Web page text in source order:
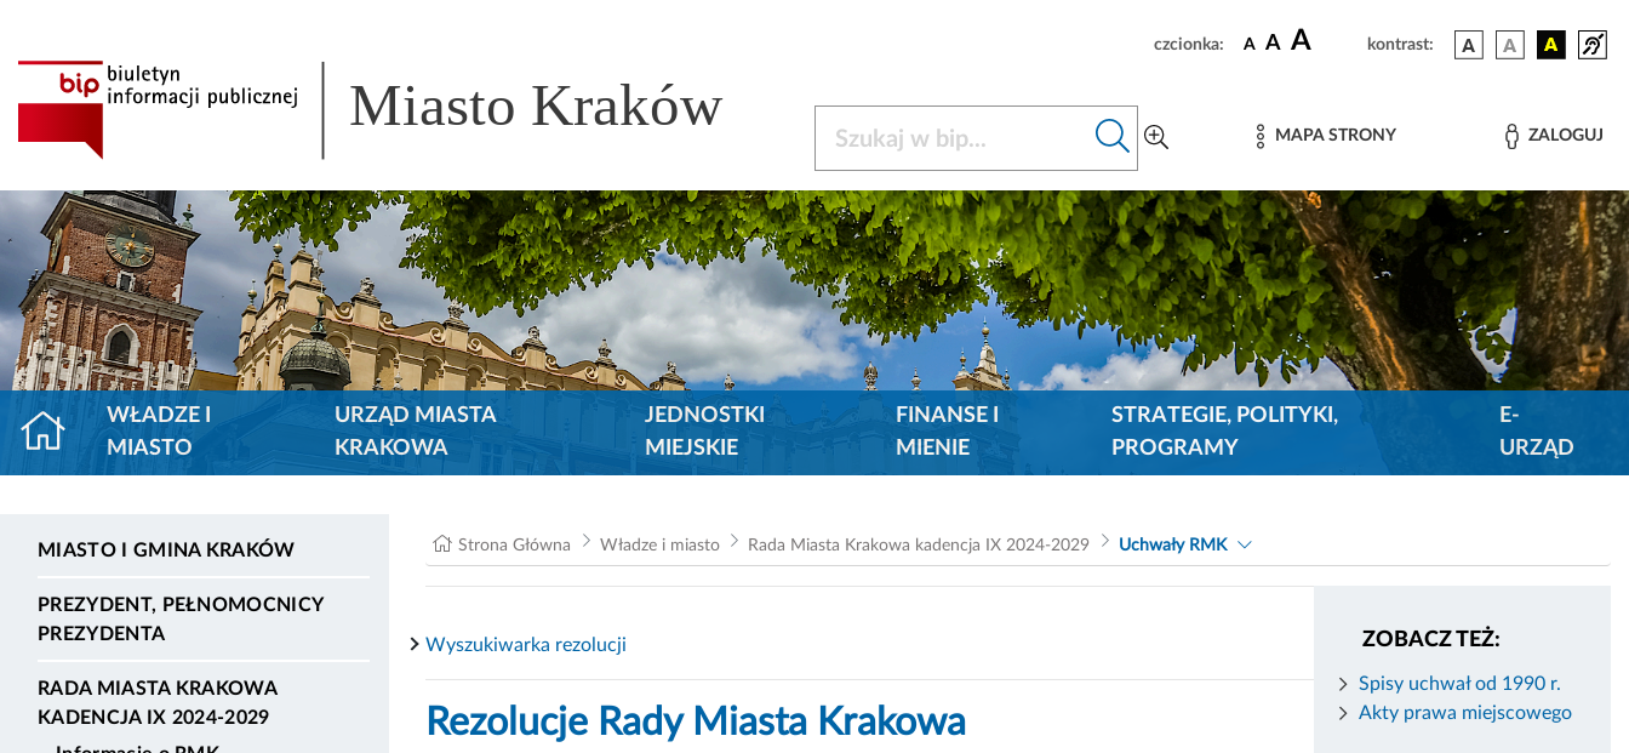
czcionka: A A A kontrast:
Miasto Kraków MAPA STRONY ZALOGUJ
WŁADZE I
MIASTO
URZĄD MIASTA
KRAKOWA
JEDNOSTKI
MIEJSKIE
FINANSE I
MIENIE
STRATEGIE, POLITYKI,
PROGRAMY
E-
URZĄD
MIASTO I GMINA KRAKÓW
PREZYDENT, PEŁNOMOCNICY
PREZYDENTA
RADA MIASTA KRAKOWA
KADENCJA IX 2024-2029
Strona Główna Władze i miasto Rada Miasta Krakowa kadencja IX 2024-2029 Uchwały RMK
ZOBACZ TEŻ:
Spisy uchwał od 1990 r.
Akty prawa miejscowego
Wyszukiwarka rezolucji
Rezolucje Rady Miasta Krakowa